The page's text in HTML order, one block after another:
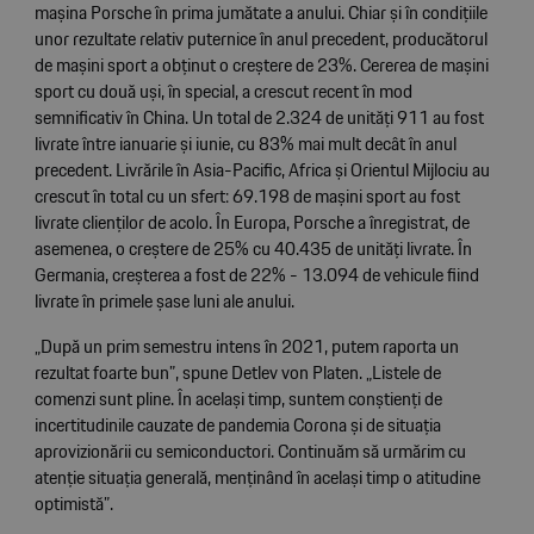
mașina Porsche în prima jumătate a anului. Chiar și în condițiile
unor rezultate relativ puternice în anul precedent, producătorul
de mașini sport a obținut o creștere de 23%. Cererea de mașini
sport cu două uși, în special, a crescut recent în mod
semnificativ în China. Un total de 2.324 de unități 911 au fost
livrate între ianuarie și iunie, cu 83% mai mult decât în anul
precedent. Livrările în Asia-Pacific, Africa și Orientul Mijlociu au
crescut în total cu un sfert: 69.198 de mașini sport au fost
livrate clienților de acolo. În Europa, Porsche a înregistrat, de
asemenea, o creștere de 25% cu 40.435 de unități livrate. În
Germania, creșterea a fost de 22% - 13.094 de vehicule fiind
livrate în primele șase luni ale anului.
„După un prim semestru intens în 2021, putem raporta un
rezultat foarte bun”, spune Detlev von Platen. „Listele de
comenzi sunt pline. În același timp, suntem conștienți de
incertitudinile cauzate de pandemia Corona și de situația
aprovizionării cu semiconductori. Continuăm să urmărim cu
atenție situația generală, menținând în același timp o atitudine
optimistă”.